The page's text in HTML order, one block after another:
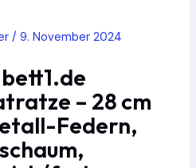
/ 9. November 2024
– 28 cm
Federn,